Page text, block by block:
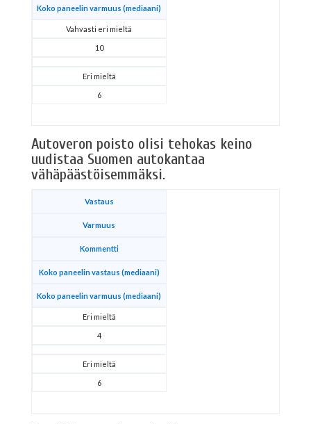
Koko paneelin varmuus (mediaani)
Vahvasti eri mieltä
10
Eri mieltä
6
Autoveron poisto olisi tehokas keino
uudistaa Suomen autokantaa
vähäpäästöisemmäksi.
Vastaus
Varmuus
Kommentti
Koko paneelin vastaus (mediaani)
Koko paneelin varmuus (mediaani)
Eri mieltä
4
Eri mieltä
6